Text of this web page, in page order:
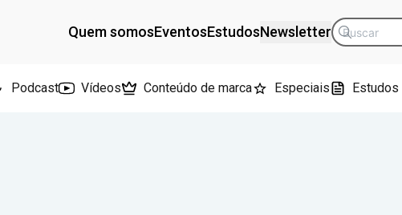
Quem somosEventosEstudosNewsletter
Podcast Vídeos Conteúdo de marca Especiais Estudos